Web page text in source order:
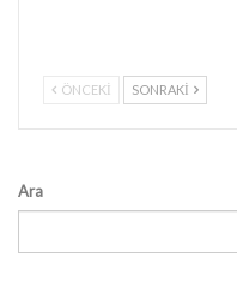
ÖNCEKI SONRAKI
Ara